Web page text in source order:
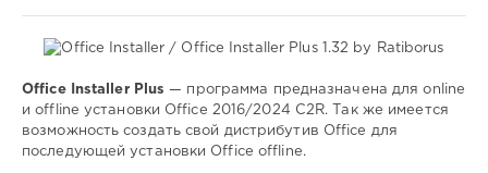
2024
Софт
SamDel
Office Installer Plus — программа предназначена для online
и offline установки Office 2016/2024 C2R. Так же имеется
возможность создать свой дистрибутив Office для
последующей установки Office offline.